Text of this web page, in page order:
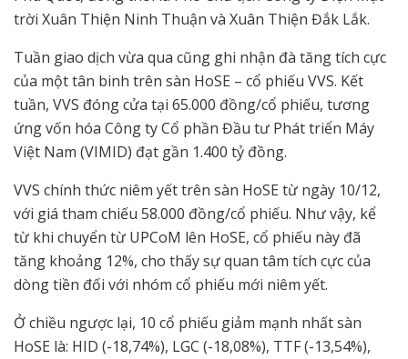
trời Xuân Thiện Ninh Thuận và Xuân Thiện Đắk Lắk.
Tuần giao dịch vừa qua cũng ghi nhận đà tăng tích cực
của một tân binh trên sàn HoSE – cổ phiếu VVS. Kết
tuần, VVS đóng cửa tại 65.000 đồng/cổ phiếu, tương
ứng vốn hóa Công ty Cổ phần Đầu tư Phát triển Máy
Việt Nam (VIMID) đạt gần 1.400 tỷ đồng.
VVS chính thức niêm yết trên sàn HoSE từ ngày 10/12,
với giá tham chiếu 58.000 đồng/cổ phiếu. Như vậy, kể
từ khi chuyển từ UPCoM lên HoSE, cổ phiếu này đã
tăng khoảng 12%, cho thấy sự quan tâm tích cực của
dòng tiền đối với nhóm cổ phiếu mới niêm yết.
Ở chiều ngược lại, 10 cổ phiếu giảm mạnh nhất sàn
HoSE là: HID (-18,74%), LGC (-18,08%), TTF (-13,54%),